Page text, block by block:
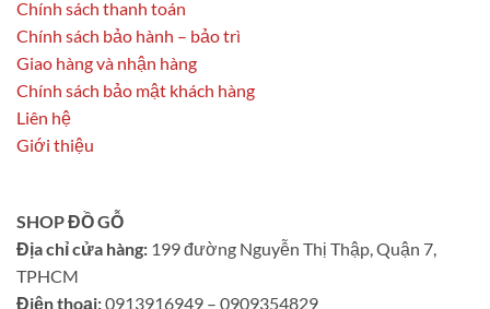
Chính sách thanh toán
Chính sách bảo hành – bảo trì
Giao hàng và nhận hàng
Chính sách bảo mật khách hàng
Liên hệ
Giới thiệu
SHOP ĐỒ GỖ
Địa chỉ cửa hàng: 199 đường Nguyễn Thị Thập, Quận 7,
TPHCM
Điện thoại:0913916949 – 0909354829